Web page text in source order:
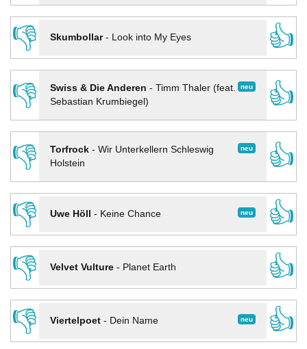
👎
Skumbollar- Look into My Eyes
👍
👎
neu
Swiss & Die Anderen - Timm Thaler (feat.
Sebastian Krumbiegel)
👍
👎 neu
Torfrock- Wir Unterkellern Schleswig
Holstein
👍
👎
neu
Uwe Höll - Keine Chance
👍
👎
Velvet Vulture- Planet Earth
👍
👎
neu
Viertelpoet- Dein Name
👍